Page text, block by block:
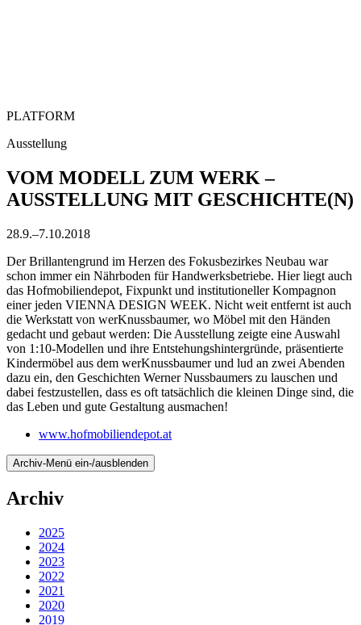
PLATFORM
Ausstellung
VOM MODELL ZUM WERK –
AUSSTELLUNG MIT GESCHICHTE(N)
28.9.–7.10.2018
Der Brillantengrund im Herzen des Fokusbezirkes Neubau war
schon immer ein Nährboden für Handwerksbetriebe. Hier liegt auch
das Hofmobiliendepot, Fixpunkt und institutioneller Kompagnon
einer jeden VIENNA DESIGN WEEK. Nicht weit entfernt ist auch
die Werkstatt von werKnussbaumer, wo Möbel mit den Händen
gedacht und gebaut werden: Die Ausstellung zeigte eine Auswahl
von 1:10-Modellen und ihre Entstehungshintergründe, präsentierte
Kindermöbel aus dem werKnussbaumer und lud an zwei Abenden
dazu ein, den Geschichten Werner Nussbaumers zu lauschen und
dabei festzustellen, dass es oft tatsächlich die kleinen Dinge sind, die
das Leben und gute Gestaltung ausmachen!
www.hofmobiliendepot.at
Archiv-Menü ein-/ausblenden
Archiv
2025
2024
2023
2022
2021
2020
2019